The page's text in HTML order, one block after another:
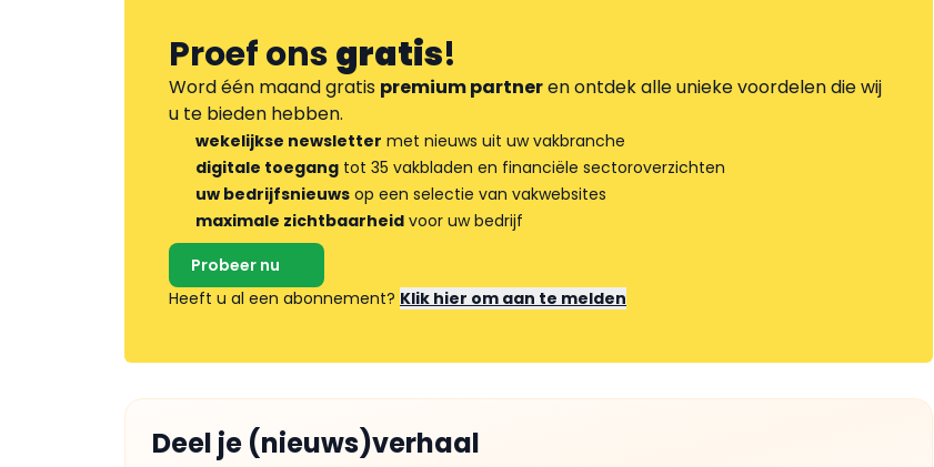
Proef onsgratis!
Word één maand gratis premium partneren ontdek alle unieke voordelen die wij
u te bieden hebben.
wekelijkse newsletter met nieuws uit uw vakbranche
digitale toegang tot 35 vakbladen en financiële sectoroverzichten
uw bedrijfsnieuws op een selectie van vakwebsites
maximale zichtbaarheid voor uw bedrijf
Probeer nu
Heeft u al een abonnement? Klik hier om aan te melden
Deel je (nieuws)verhaal